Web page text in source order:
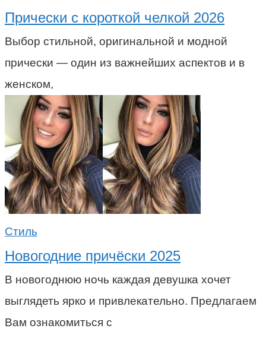
Прически с короткой челкой 2026
Выбор стильной, оригинальной и модной
прически — один из важнейших аспектов и в
женском,
Стиль
Новогодние причёски 2025
В новогоднюю ночь каждая девушка хочет
выглядеть ярко и привлекательно. Предлагаем
Вам ознакомиться с